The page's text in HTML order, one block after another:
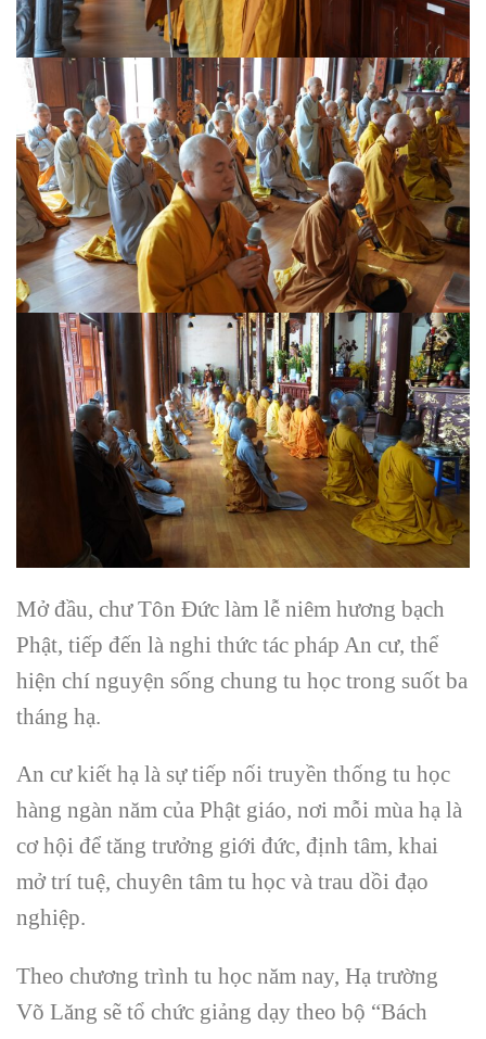
Mở đầu, chư Tôn Đức làm lễ niêm hương bạch
Phật, tiếp đến là nghi thức tác pháp An cư, thể
hiện chí nguyện sống chung tu học trong suốt ba
tháng hạ.
An cư kiết hạ là sự tiếp nối truyền thống tu học
hàng ngàn năm của Phật giáo, nơi mỗi mùa hạ là
cơ hội để tăng trưởng giới đức, định tâm, khai
mở trí tuệ, chuyên tâm tu học và trau dồi đạo
nghiệp.
Theo chương trình tu học năm nay, Hạ trường
Võ Lăng sẽ tổ chức giảng dạy theo bộ “Bách